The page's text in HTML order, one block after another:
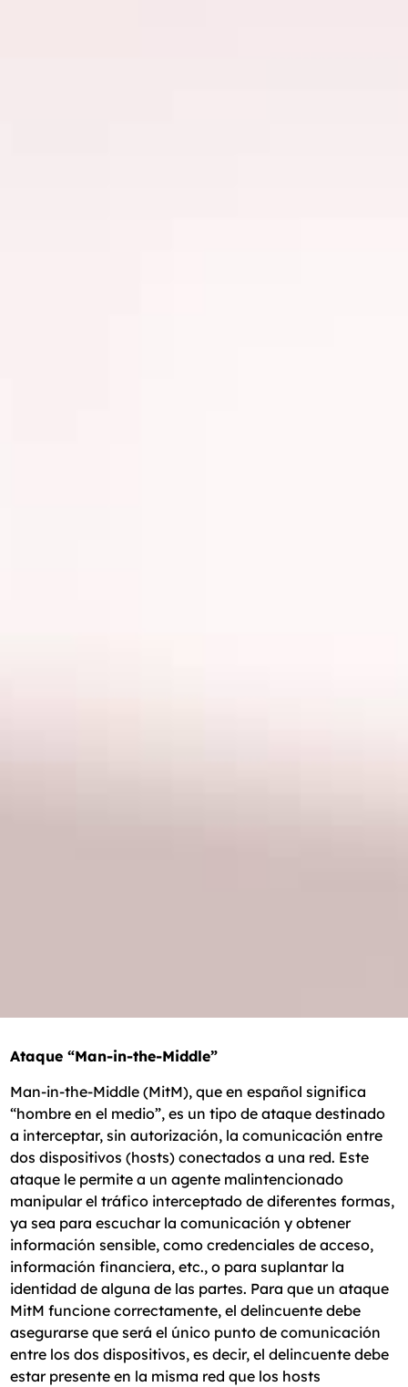
Ataque “Man-in-the-Middle”
Man-in-the-Middle (MitM), que en español significa
“hombre en el medio”, es un tipo de ataque destinado
a interceptar, sin autorización, la comunicación entre
dos dispositivos (hosts) conectados a una red. Este
ataque le permite a un agente malintencionado
manipular el tráfico interceptado de diferentes formas,
ya sea para escuchar la comunicación y obtener
información sensible, como credenciales de acceso,
información financiera, etc., o para suplantar la
identidad de alguna de las partes. Para que un ataque
MitM funcione correctamente, el delincuente debe
asegurarse que será el único punto de comunicación
entre los dos dispositivos, es decir, el delincuente debe
estar presente en la misma red que los hosts